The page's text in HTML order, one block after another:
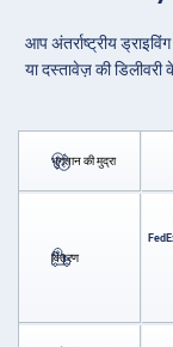
आप अंतर्राष्ट्रीय
या दस्तावेज़ की डिलीवरी
भुगतान की मुद्रा
वितरण